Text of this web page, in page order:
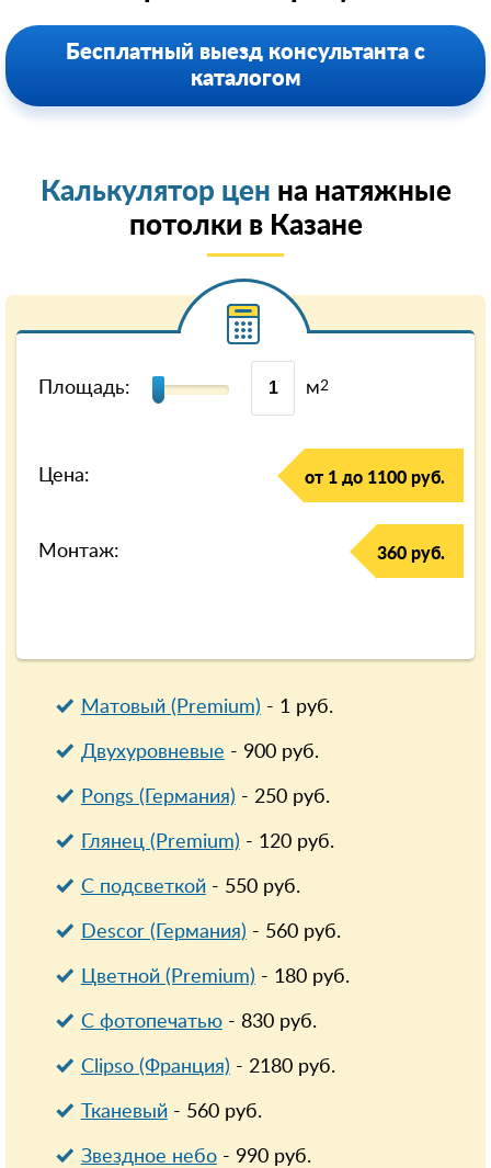
Бесплатный выезд консультанта с
каталогом
Калькулятор цен на натяжные
потолки в Казанe
Площадь: м2
Цена: от 1 до 1100 руб.
Монтаж: 360 руб.
Матовый (Premium) - 1руб.
Двухуровневые - 900руб.
Pongs (Германия) - 250руб.
Глянец (Premium) - 120руб.
С подсветкой- 550руб.
Descor (Германия) - 560руб.
Цветной (Premium) - 180руб.
С фотопечатью- 830руб.
Clipso (Франция) - 2180руб.
Тканевый- 560руб.
Звездное небо- 990руб.